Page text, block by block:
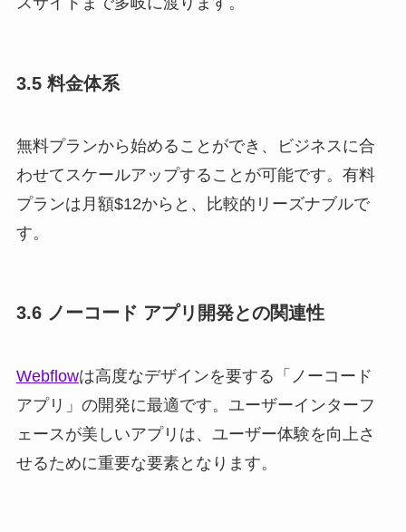
3.5 料金体系
無料プランから始めることができ、ビジネスに合
わせてスケールアップすることが可能です。有料
プランは月額$12からと、比較的リーズナブルで
す。
3.6 ノーコード アプリ開発との関連性
Webflowは高度なデザインを要する「ノーコード
アプリ」の開発に最適です。ユーザーインターフ
ェースが美しいアプリは、ユーザー体験を向上さ
せるために重要な要素となります。